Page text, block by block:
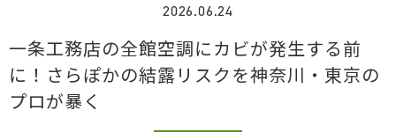
2026.06.24
一条工務店の全館空調にカビが発生する前
に！さらぽかの結露リスクを神奈川・東京の
プロが暴く